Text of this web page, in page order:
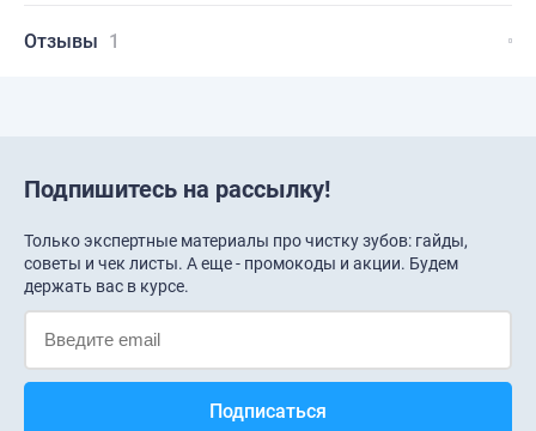
Отзывы 1
Подпишитесь на рассылку!
Только экспертные материалы про чистку зубов: гайды,
советы и чек листы. А еще - промокоды и акции. Будем
держать вас в курсе.